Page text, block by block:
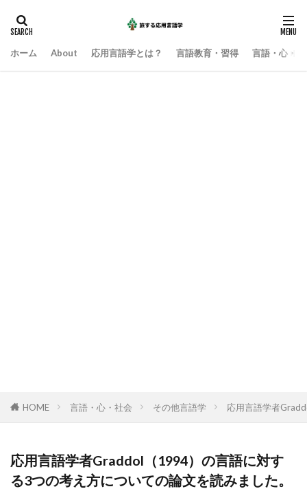
ホーム About 応用言語学とは？ 言語教育・習得 言語・心・
HOME 言語・心・社会 その他言語学 応用言語学者
応用言語学者Graddol（1994）の言語に対す
る3つの考え方についての論文を読みました。